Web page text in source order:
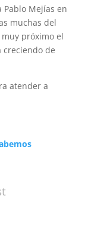
Pablo Mejías en
muchas del
próximo el
creciendo de
atender a